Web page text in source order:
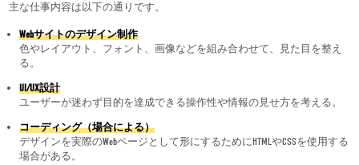
主な仕事内容は以下の通りです。
Webサイトのデザイン制作
色やレイアウト、フォント、画像などを組み合わせて、見た目を整え
る。
UI/UX設計
ユーザーが迷わず目的を達成できる操作性や情報の見せ方を考える。
コーディング（場合による）
デザインを実際のWebページとして形にするためにHTMLやCSSを使用する
場合がある。